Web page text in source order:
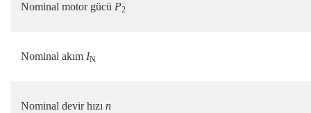
Nominal motor gücü P2
Nominal akım IN
Nominal devir hızı n